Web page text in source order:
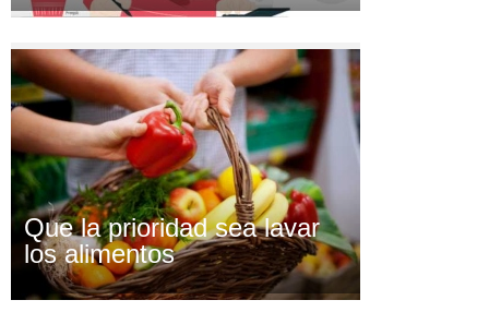
Que la prioridad sea lavar
los alimentos